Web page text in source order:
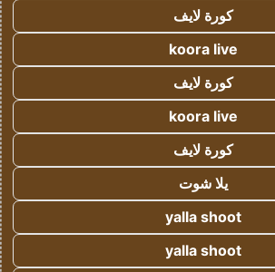
كورة لايف
koora live
كورة لايف
koora live
كورة لايف
يلا شوت
yalla shoot
yalla shoot